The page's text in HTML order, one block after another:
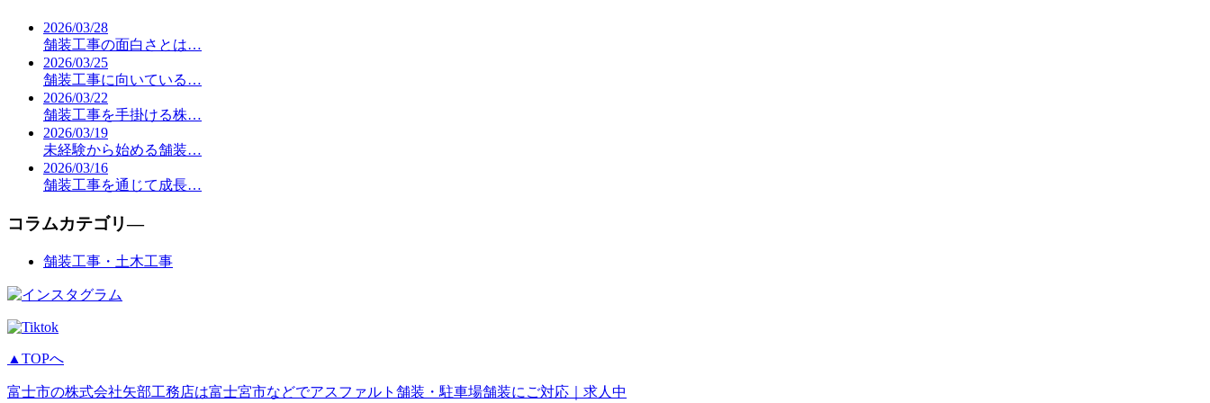
2026/03/28
舗装工事の面白さとは…
2026/03/25
舗装工事に向いている…
2026/03/22
舗装工事を手掛ける株…
2026/03/19
未経験から始める舗装…
2026/03/16
舗装工事を通じて成長…
コラムカテゴリ―
舗装工事・土木工事
▲TOPへ
富士市の株式会社矢部工務店は富士宮市などでアスファルト舗装・駐車場舗装にご対応｜求人中